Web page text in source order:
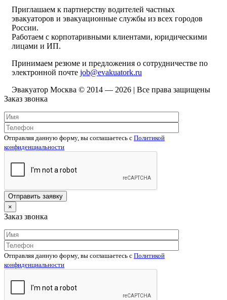
Приглашаем к партнерству водителей частных
эвакуаторов и эвакуационные службы из всех городов
России.
Работаем с корпотаривными клиентами, юридическими
лицами и ИП.
Принимаем резюме и предложения о сотрудничестве по
электронной почте job@evakuatork.ru
Эвакуатор Москва © 2014 — 2026 | Все права защищены
Заказ звонка
Отправляя данную форму, вы соглашаетесь c Политикой
конфиденциальности
×
Заказ звонка
Отправляя данную форму, вы соглашаетесь c Политикой
конфиденциальности